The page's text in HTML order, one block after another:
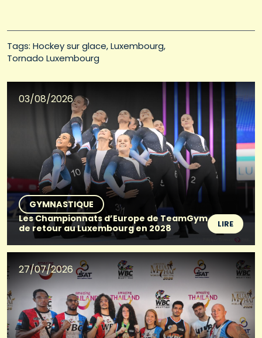
Tags: Hockey sur glace Luxembourg
Tornado Luxembourg
03/08/2026
GYMNASTIQUE
Les Championnats d’Europe de TeamGym
de retour au Luxembourg en 2028
LIRE
27/07/2026